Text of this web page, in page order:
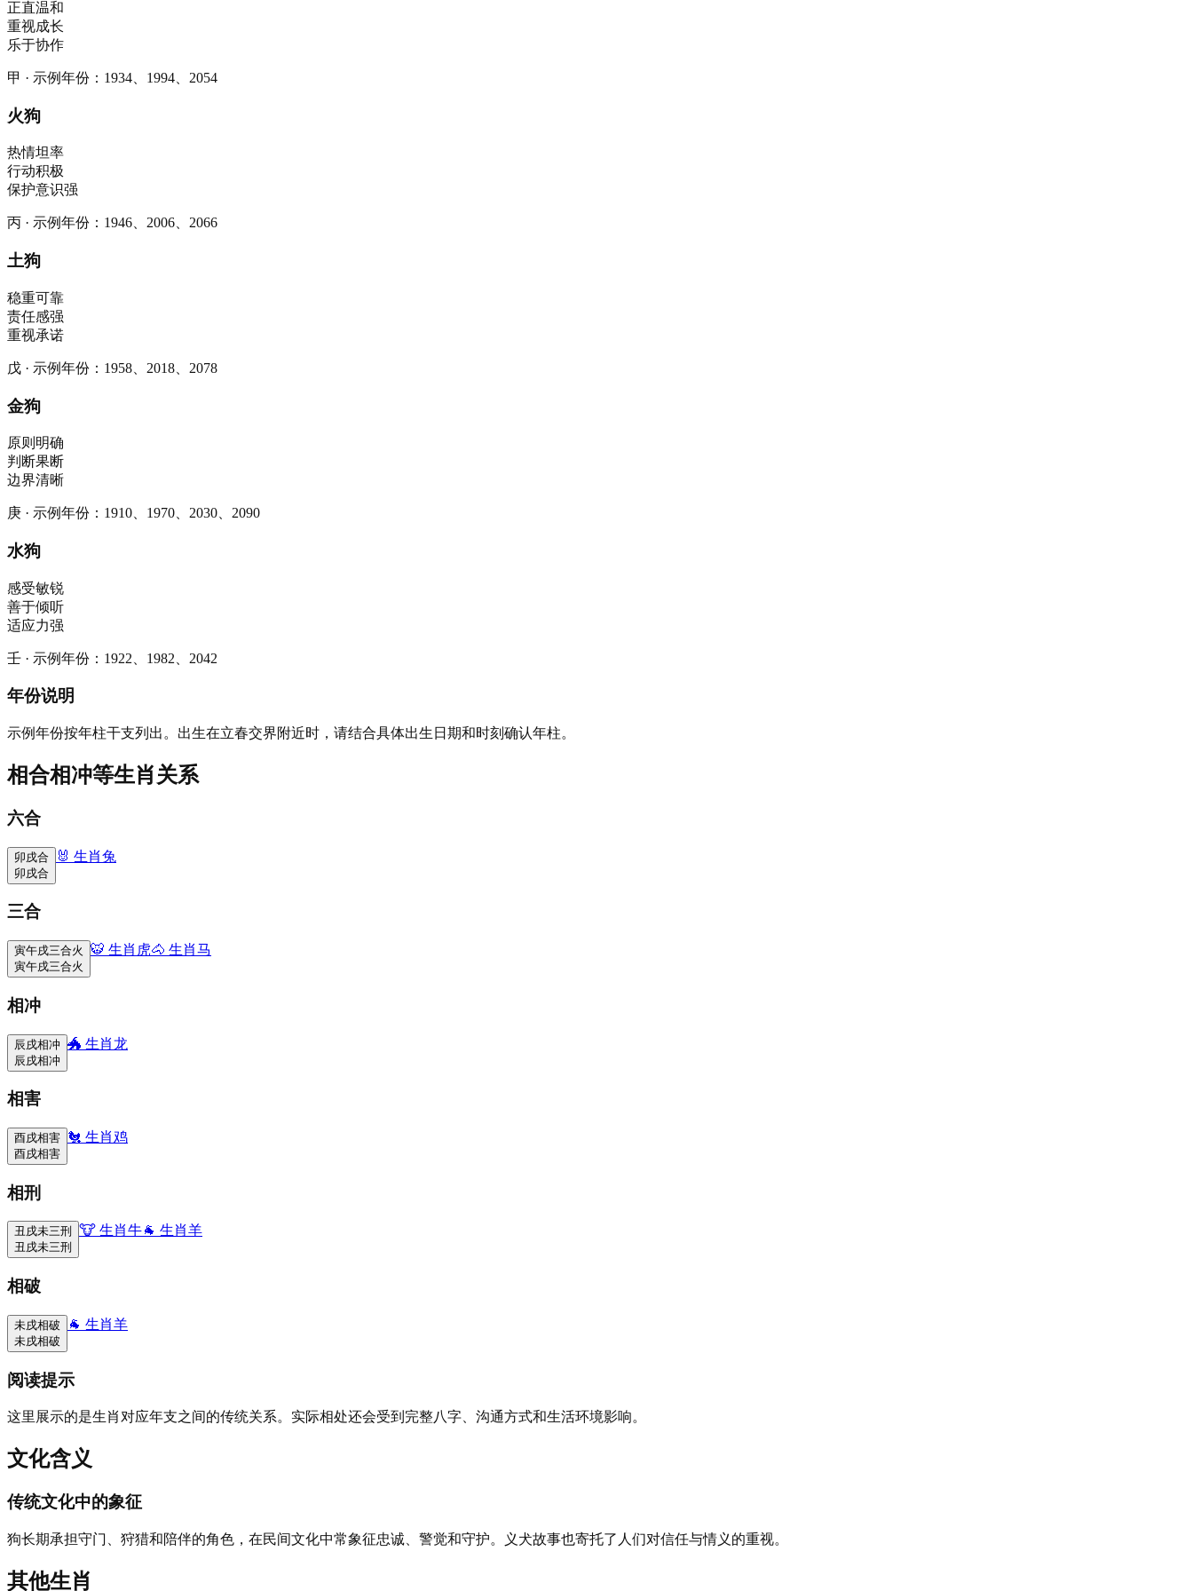
正直温和
重视成长
乐于协作
甲 · 示例年份 ： 1934、1994、2054
火狗
热情坦率
行动积极
保护意识强
丙 · 示例年份 ： 1946、2006、2066
土狗
稳重可靠
责任感强
重视承诺
戊 · 示例年份 ： 1958、2018、2078
金狗
原则明确
判断果断
边界清晰
庚 · 示例年份 ： 1910、1970、2030、2090
水狗
感受敏锐
善于倾听
适应力强
壬 · 示例年份 ： 1922、1982、2042
年份说明
示例年份按年柱干支列出。出生在立春交界附近时，请结合具体出生日期和时刻确认年柱。
相合相冲等生肖关系
六合
卯戌合
卯戌合
🐰 生肖兔
三合
寅午戌三合火
寅午戌三合火
🐯 生肖虎🐴 生肖马
相冲
辰戌相冲
辰戌相冲
🐲 生肖龙
相害
酉戌相害
酉戌相害
🐔 生肖鸡
相刑
丑戌未三刑
丑戌未三刑
🐮 生肖牛🐐 生肖羊
相破
未戌相破
未戌相破
🐐 生肖羊
阅读提示
这里展示的是生肖对应年支之间的传统关系。实际相处还会受到完整八字、沟通方式和生活环境影响。
文化含义
传统文化中的象征
狗长期承担守门、狩猎和陪伴的角色，在民间文化中常象征忠诚、警觉和守护。义犬故事也寄托了人们对信任与情义的重视。
其他生肖